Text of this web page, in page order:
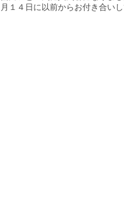
１４日に以前からお付き合いし